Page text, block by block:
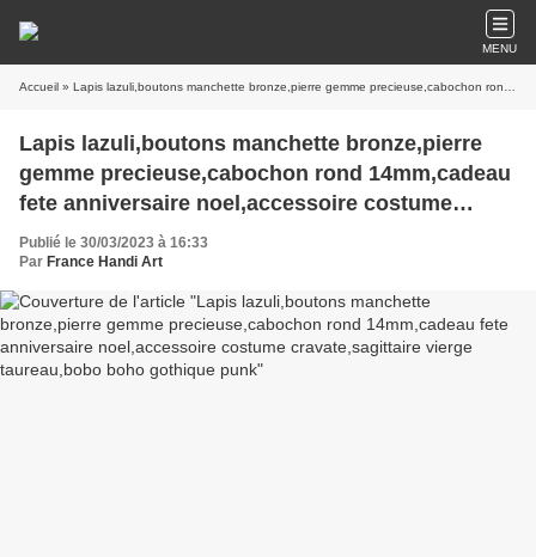
MENU
Accueil » Lapis lazuli,boutons manchette bronze,pierre gemme precieuse,cabochon rond 14mm,cadeau fete anniversaire noel,accessoire costume cravate,sagittaire vierge taureau,bobo boho gothique punk
Lapis lazuli,boutons manchette bronze,pierre
gemme precieuse,cabochon rond 14mm,cadeau
fete anniversaire noel,accessoire costume
cravate,sagittaire vierge taureau,bobo boho
gothique punk
Publié le 30/03/2023 à 16:33
Par France Handi Art